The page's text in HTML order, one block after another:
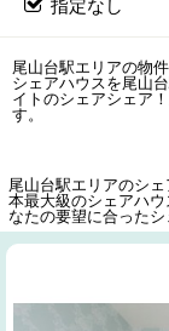
指定なし
尾山台駅エリアの物
シェアハウスを尾山
イトのシェアシェア
す。
尾山台駅エリアのシ
本最大級のシェアハ
なたの要望に合ったシ